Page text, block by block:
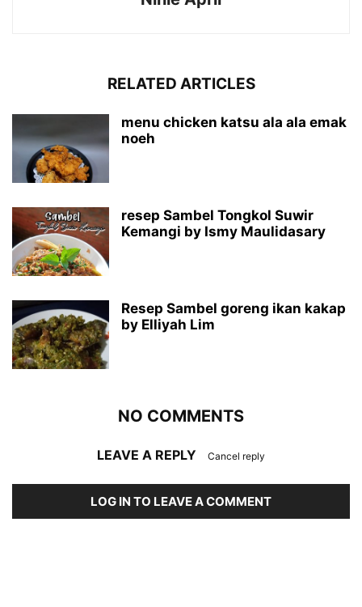
RELATED ARTICLES
menu chicken katsu ala ala emak
noeh
resep Sambel Tongkol Suwir
Kemangi by Ismy Maulidasary
Resep Sambel goreng ikan kakap
by Elliyah Lim
NO COMMENTS
LEAVE A REPLY Cancel reply
LOG IN TO LEAVE A COMMENT